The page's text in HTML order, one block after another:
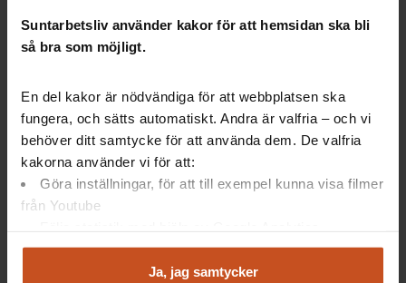
Suntarbetsliv använder kakor för att hemsidan ska bli
så bra som möjligt.
En del kakor är nödvändiga för att webbplatsen ska
fungera, och sätts automatiskt. Andra är valfria – och vi
behöver ditt samtycke för att använda dem. De valfria
kakorna använder vi för att:
Göra inställningar, för att till exempel kunna visa filmer
från Youtube
Analysera trafik för att kunna visa riktad information
Ja, jag samtycker
8 procent av socialsekreterarna uppgav att de låter
bli att ta beslutom insatser av rädsla för förtal, hot
Mer fakta om hot och våld mot
socialtjänsten
handbok med titeln ”Att förebygga